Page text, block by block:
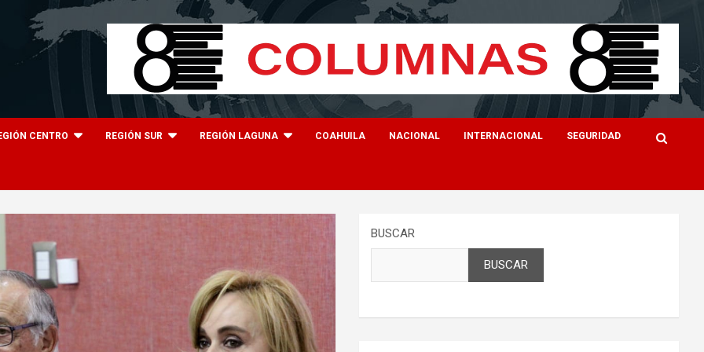
CENTRO REGIÓN SUR REGIÓN LAGUNA COAHUILA NACIONAL INTERNACIONAL SEGURIDAD
BUSCAR
BUSCAR